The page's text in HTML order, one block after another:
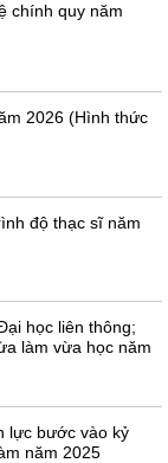
chính quy năm
2026 (Hình thức
độ thạc sĩ năm
học liên thông;
làm vừa học năm
lực bước vào kỷ
năm 2025